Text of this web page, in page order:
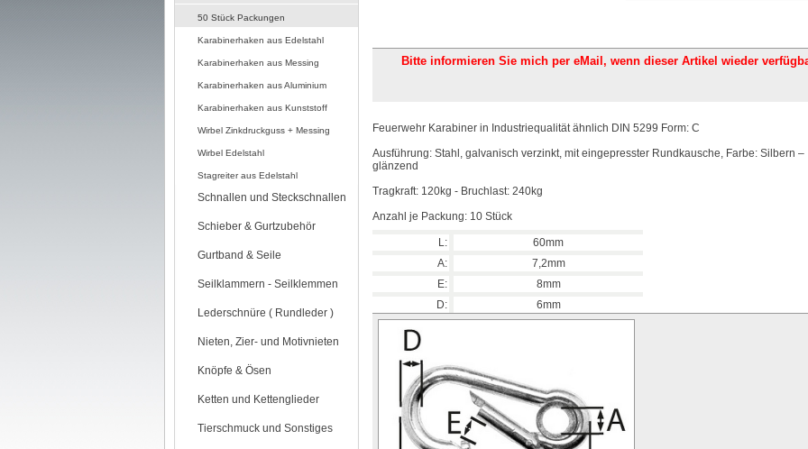
50 Stück Packungen
Karabinerhaken aus Edelstahl
Karabinerhaken aus Messing
Karabinerhaken aus Aluminium
Karabinerhaken aus Kunststoff
Wirbel Zinkdruckguss + Messing
Wirbel Edelstahl
Stagreiter aus Edelstahl
Schnallen und Steckschnallen
Schieber & Gurtzubehör
Gurtband & Seile
Seilklammern - Seilklemmen
Lederschnüre ( Rundleder )
Nieten, Zier- und Motivnieten
Knöpfe & Ösen
Ketten und Kettenglieder
Tierschmuck und Sonstiges
Bitte informieren Sie mich per eMail, wenn dieser Artikel wieder
Feuerwehr Karabiner in Industriequalität ähnlich DIN 5299 Form: C
Ausführung: Stahl, galvanisch verzinkt, mit eingepresster Rundkausche, Farbe: Silbern –
glänzend
Tragkraft: 120kg - Bruchlast: 240kg
Anzahl je Packung: 10 Stück
L:
60mm
A:
7,2mm
E:
8mm
D:
6mm